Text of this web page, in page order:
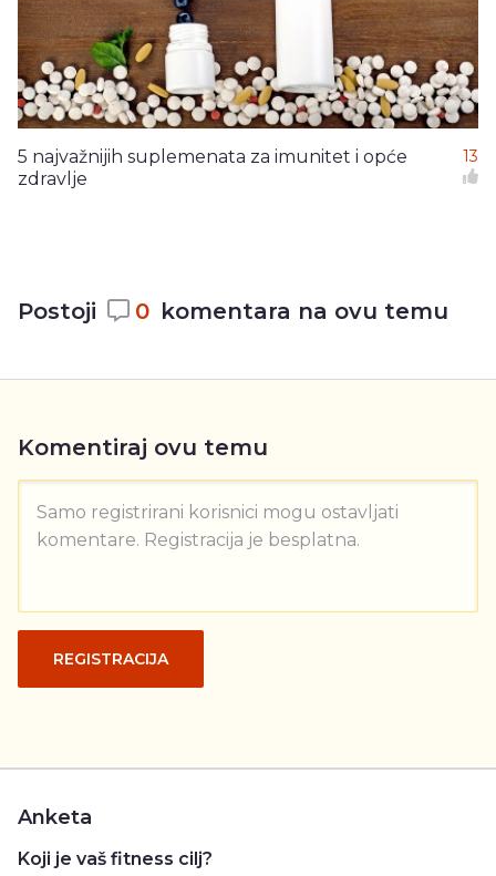
5 najvažnijih suplemenata za imunitet i opće
zdravlje
13
Postoji 0 komentara na ovu temu
Komentiraj ovu temu
Samo registrirani korisnici mogu ostavljati
komentare. Registracija je besplatna.
REGISTRACIJA
Anketa
Koji je vaš fitness cilj?